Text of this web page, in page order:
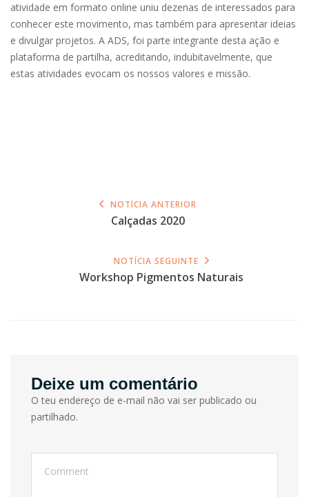
atividade em formato online uniu dezenas de interessados para
conhecer este movimento, mas também para apresentar ideias
e divulgar projetos. A ADS, foi parte integrante desta ação e
plataforma de partilha, acreditando, indubitavelmente, que
estas atividades evocam os nossos valores e missão.
NOTÍCIA ANTERIOR
Calçadas 2020
NOTÍCIA SEGUINTE
Workshop Pigmentos Naturais
Deixe um comentário
O teu endereço de e-mail não vai ser publicado ou
partilhado.